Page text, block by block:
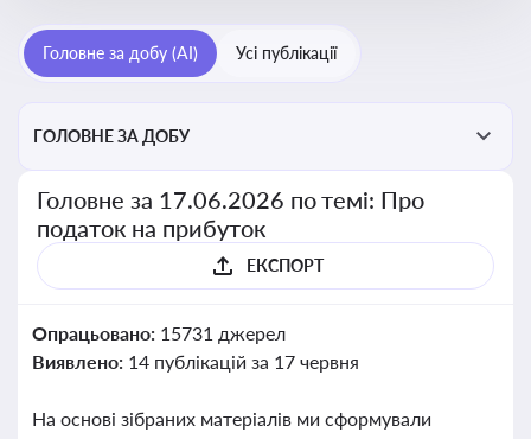
звітність для бізнесу, бухгалтерів і юристів
Головне за добу (AI) Усі публікації
ГОЛОВНЕ ЗА ДОБУ
Головне за 17.06.2026 по темі: Про
податок на прибуток
ЕКСПОРТ
Опрацьовано: 15731 джерел
Виявлено: 14 публікацій за 17 червня
На основі зібраних матеріалів ми сформували